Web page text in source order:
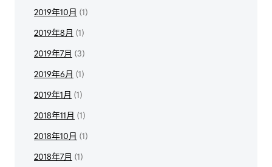
2019年10月 (1)
2019年8月 (1)
2019年7月 (3)
2019年6月 (1)
2019年1月 (1)
2018年11月 (1)
2018年10月 (1)
2018年7月 (1)